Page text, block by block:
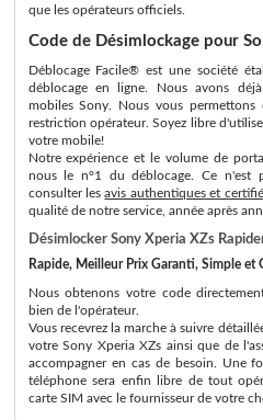
que les opérateurs officiels.
Code de Désimlockage pour
Déblocage Facile® est une société
déblocage en ligne. Nous avons
mobiles Sony. Nous vous
restriction opérateur. Soyez libre
votre mobile!
Notre expérience et le volume de
nous le n°1 du déblocage. Ce
consulter lesavis authentiques et
qualité de notre service, année après
Désimlocker Sony Xperia XZs
Rapide, Meilleur Prix Garanti, Simple
Nous obtenons votre code
bien de l'opérateur.
Vous recevrez la marche à suivre
votre Sony Xperia XZs ainsi que de
accompagner en cas de besoin. Une
téléphone sera enfin libre de tout
carte SIM avec le fournisseur de votre